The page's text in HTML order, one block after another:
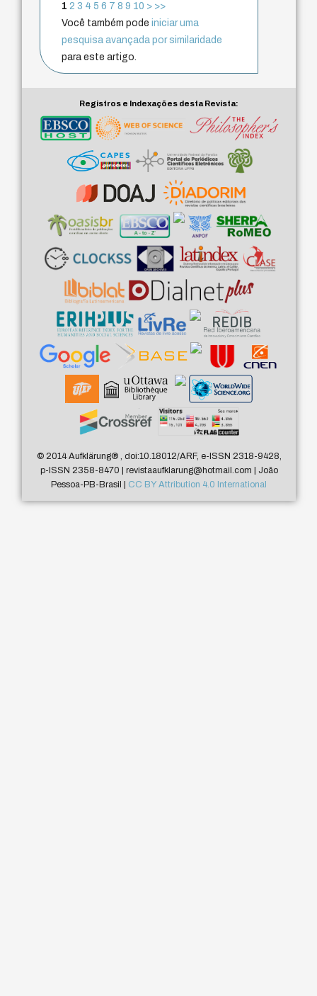
1 2 3 4 5 6 7 8 9 10 > >>
Você também podeiniciar uma
pesquisa avançada por similaridade
para este artigo.
Registros e Indexações desta Revista:
© 2014 Aufklärung®, doi:10.18012/ARF, e-ISSN 2318-9428,
p-ISSN 2358-8470 | revistaaufklarung@hotmail.com | João
Pessoa-PB-Brasil | CC BY Attribution 4.0 International